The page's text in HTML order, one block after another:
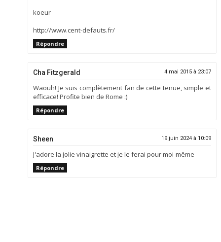
koeur
http://www.cent-defauts.fr/
Répondre
Cha Fitzgerald 4 mai 2015 à 23:07
Waouh! Je suis complètement fan de cette tenue, simple et
efficace! Profite bien de Rome :)
Répondre
Sheen 19 juin 2024 à 10:09
J'adore la jolie vinaigrette et je le ferai pour moi-même
Répondre